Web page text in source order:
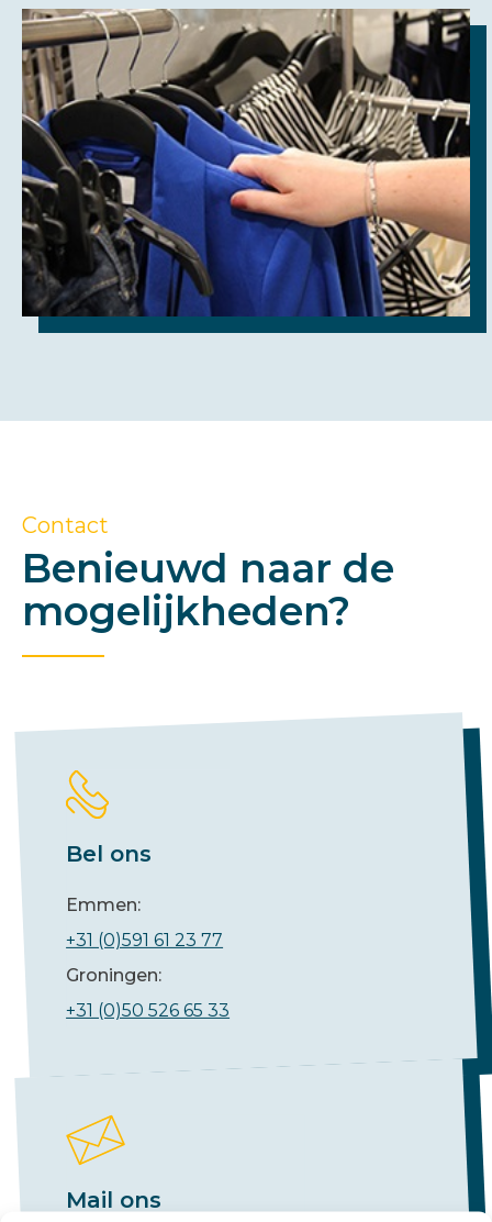
Contact
Benieuwd naar de
mogelijkheden?
Bel ons
Emmen:
+31 (0)591 61 23 77
Groningen:
+31 (0)50 526 65 33
Mail ons